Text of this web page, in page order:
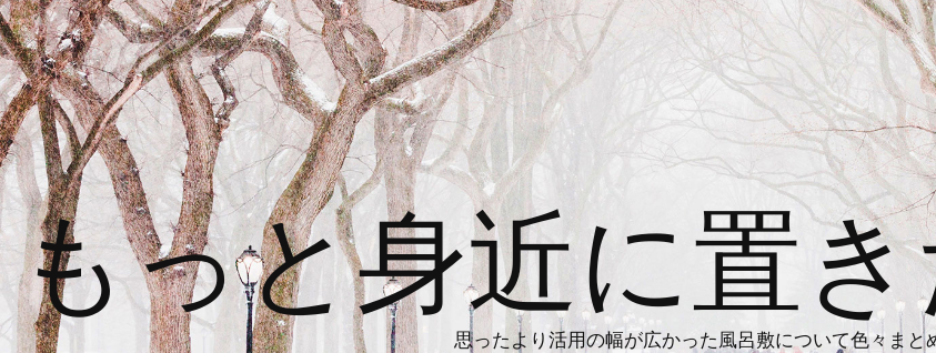
もっと身近に置
思ったより活用の幅が広かった風呂敷について色々まと